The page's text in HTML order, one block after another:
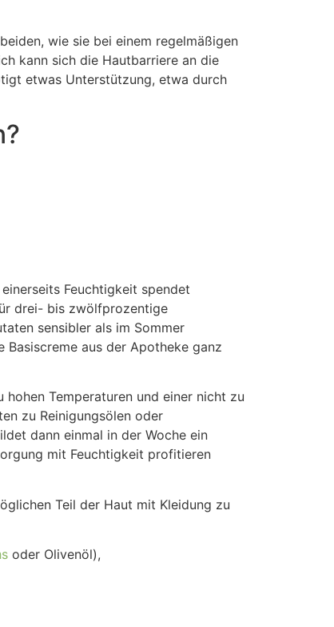
wie sie bei einem regelmäßigen
kann sich die Hautbarriere an die
etwas Unterstützung, etwa durch
Feuchtigkeit spendet
drei- bis zwölfprozentige
sensibler als im Sommer
aus der Apotheke ganz
Temperaturen und einer nicht zu
zu Reinigungsölen oder
dann einmal in der Woche ein
mit Feuchtigkeit profitieren
Teil der Haut mit Kleidung zu
oder Olivenöl),